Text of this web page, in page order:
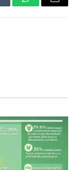
WhatsAppEmail